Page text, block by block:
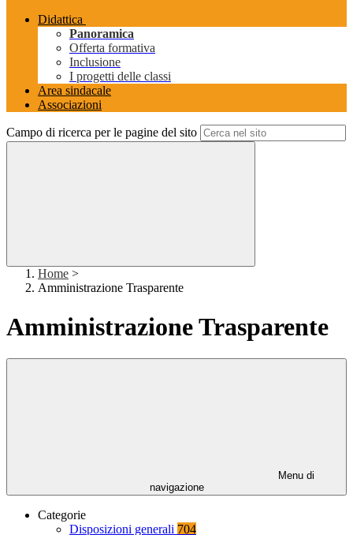
Didattica
Panoramica
Offerta formativa
Inclusione
I progetti delle classi
Area sindacale
Associazioni
Campo di ricerca per le pagine del sito
Home >
Amministrazione Trasparente
Amministrazione Trasparente
Menu di
navigazione
Categorie
Disposizioni generali 704